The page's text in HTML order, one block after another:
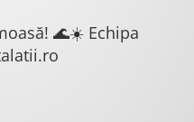
🌊☀️ Echipa